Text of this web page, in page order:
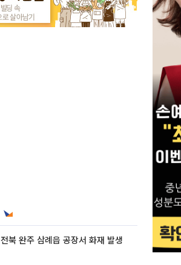
전북 완주 삼례읍 공장서 화재 발생